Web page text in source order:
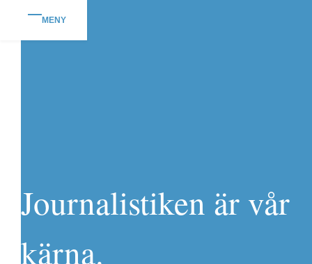
MENY
Journalistiken är vår
kärna.